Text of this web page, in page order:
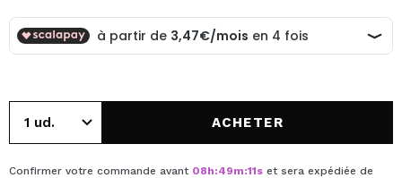
CRÉER UN COMPTE
ACHETER
Confirmer votre commande avant 08h:49m:11s et sera expédiée de